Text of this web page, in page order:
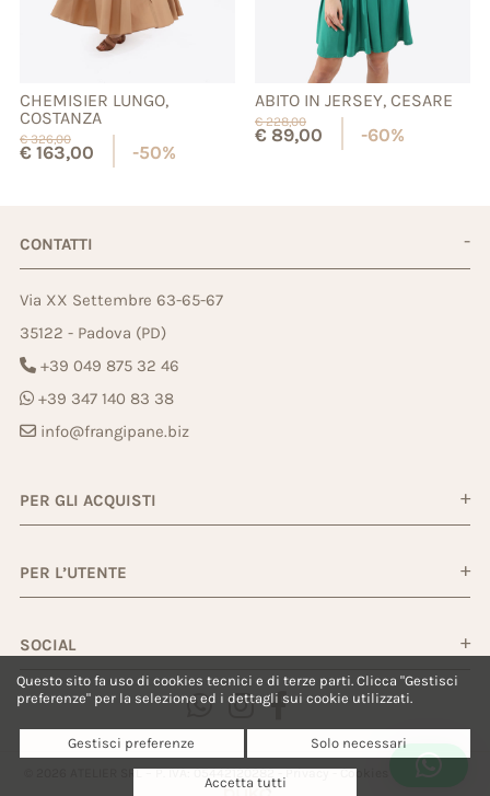
CHEMISIER LUNGO,
COSTANZA
€326,00
€163,00 -50%
ABITO IN JERSEY, CESARE
€228,00
€89,00 -60%
CONTATTI
Via XX Settembre 63-65-67
35122 - Padova (PD)
+39 049 875 32 46
+39 347 140 83 38
info@frangipane.biz
PER GLI ACQUISTI
PER L’UTENTE
SOCIAL
© 2026 ATELIER SRL – P. IVA: 05442120282 -Privacy-Cookies
Questo sito fa uso di cookies tecnici e di terze parti. Clicca "Gestisci
preferenze" per la selezione ed i dettagli sui cookie utilizzati.
Gestisci preferenze Solo necessari
Accetta tutti